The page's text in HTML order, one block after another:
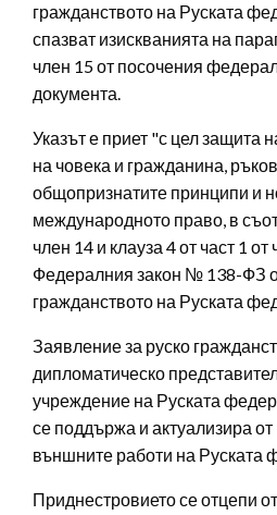
гражданството на Руската
спазват изискванията на
член 15 от посочения
документа.
Указът е приет "с цел защита
на човека и гражданина,
общопризнатите принципи и
международното право, в
член 14 и клауза 4 от част 1 от
Федералния закон № 138-ФЗ
гражданството на Руската
Заявление за руско
дипломатическо
учреждение на Руската
се поддържа и актуализира
външните работи на Руската
Приднестровието се отцепи